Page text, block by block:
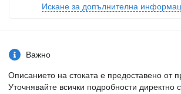
Искане за допълнителна
Важно
Описанието на стоката е предоставено от
Уточнявайте всички подробности директно